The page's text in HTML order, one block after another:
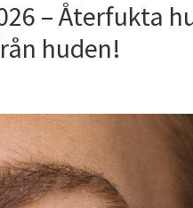
– Återfukta
huden!